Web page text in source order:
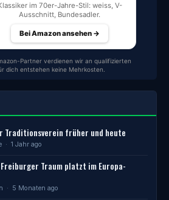
im 70er-Jahre-Stil: weiss, V-
Ausschnitt, Bundesadler.
Bei Amazon ansehen →
Partner verdienen wir an qualifizierten
dich entstehen keine Mehrkosten.
Traditionsverein früher und heute
· 1 Jahr ago
Freiburger Traum platzt im Europa-
· 5 Monaten ago